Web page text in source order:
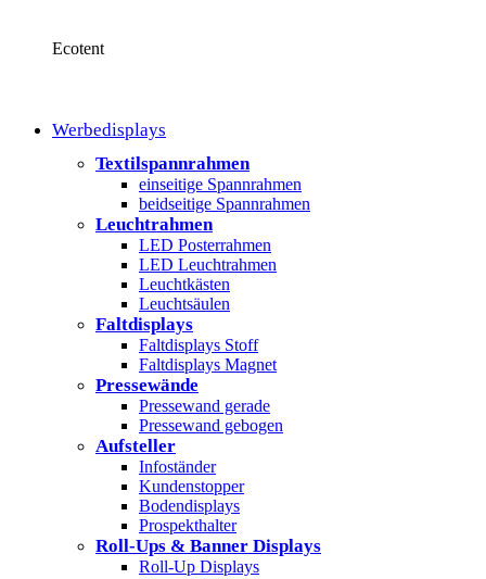
Ecotent
Werbedisplays
Textilspannrahmen
einseitige Spannrahmen
beidseitige Spannrahmen
Leuchtrahmen
LED Posterrahmen
LED Leuchtrahmen
Leuchtkästen
Leuchtsäulen
Faltdisplays
Faltdisplays Stoff
Faltdisplays Magnet
Pressewände
Pressewand gerade
Pressewand gebogen
Aufsteller
Infoständer
Kundenstopper
Bodendisplays
Prospekthalter
Roll-Ups & Banner Displays
Roll-Up Displays